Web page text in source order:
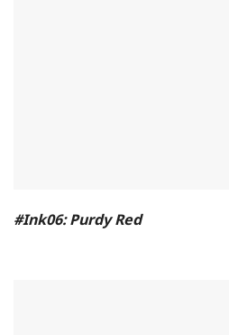
#Ink06: Purdy Red